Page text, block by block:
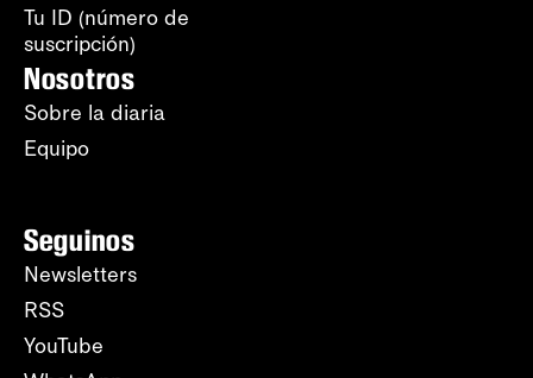
Tu ID (número de
suscripción)
Nosotros
Sobre la diaria
Equipo
Seguinos
Newsletters
RSS
YouTube